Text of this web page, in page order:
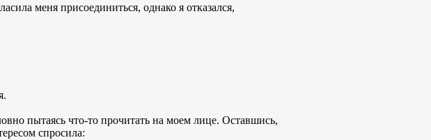
меня присоединиться, однако я отказался,
пытаясь что-то прочитать на моем лице. Оставшись,
спросила: